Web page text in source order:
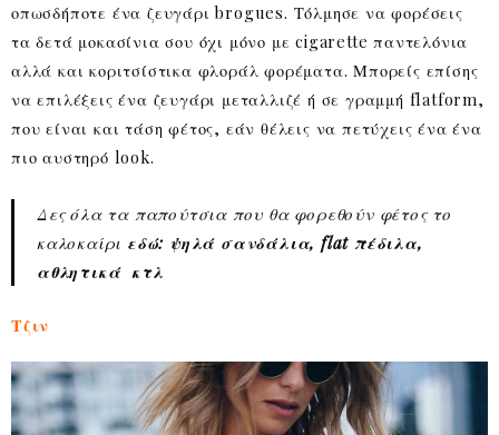
οπωσδήποτε ένα ζευγάρι brogues. Τόλμησε να φορέσεις
τα δετά μοκασίνια σου όχι μόνο με cigarette παντελόνια
αλλά και κοριτσίστικα φλοράλ φορέματα. Μπορείς επίσης
να επιλέξεις ένα ζευγάρι μεταλλιζέ ή σε γραμμή flatform,
που είναι και τάση φέτος, εάν θέλεις να πετύχεις ένα ένα
πιο αυστηρό look.
Δες όλα τα παπούτσια που θα φορεθούν φέτος το
καλοκαίρι εδώ: ψηλά σανδάλια, flat πέδιλα,
αθλητικά κτλ
Τζιν